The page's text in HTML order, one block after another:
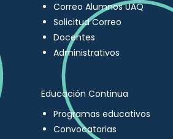
Correo Alumnos UAQ
Solicitud Correo
Docentes
Administrativos
Educación Continua
Programas educativos
Convocatorias